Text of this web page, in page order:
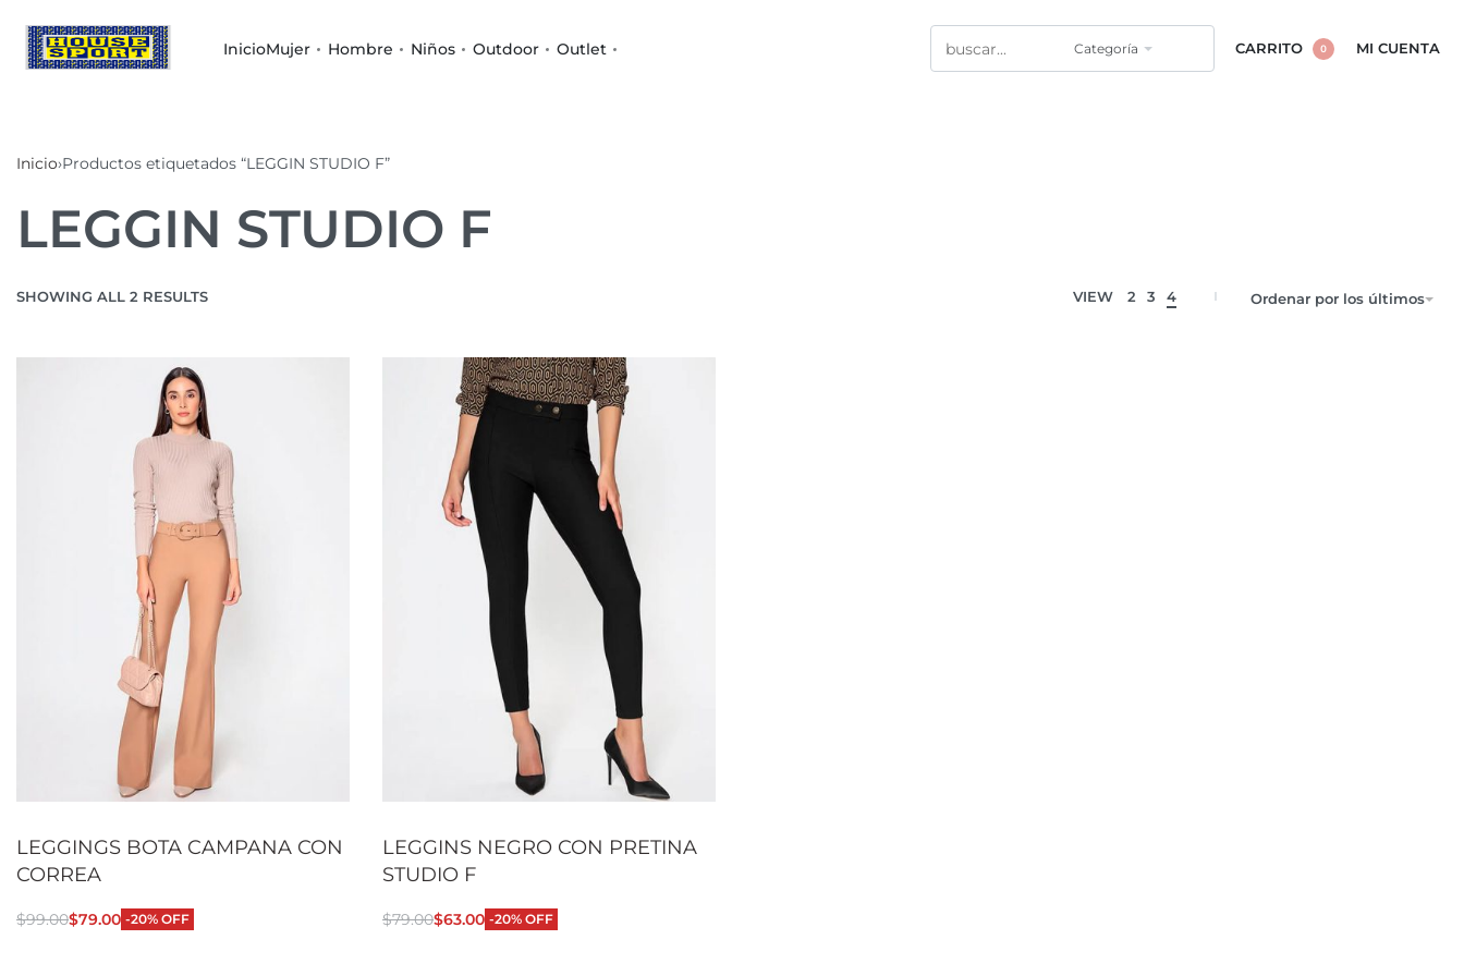
InicioMujer Hombre Niños Outdoor Outlet Categoría CARRITO 0 MI CUENTA
Inicio›Productos etiquetados “LEGGIN STUDIO F”
LEGGIN STUDIO F
SHOWING ALL 2 RESULTS VIEW 2 3 4 Ordenar por los últimos
LEGGINGS BOTA CAMPANA CON
CORREA
$99.00$79.00 -20% OFF
LEGGINS NEGRO CON PRETINA
STUDIO F
$79.00$63.00 -20% OFF